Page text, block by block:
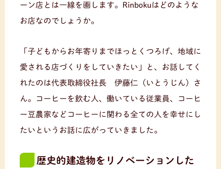
ーン店とは一線を画します。Rinbokuはどのような
お店なのでしょうか。
「子どもからお年寄りまでほっとくつろげ、地域に
愛される店づくりをしていきたい」と、お話してく
れたのは代表取締役社長 伊藤仁（いとうじん）さ
ん。コーヒーを飲む人、働いている従業員、コーヒ
ー豆農家などコーヒーに関わる全ての人を幸せにし
たいというお話に広がっていきました。
歴史的建造物をリノベーションした